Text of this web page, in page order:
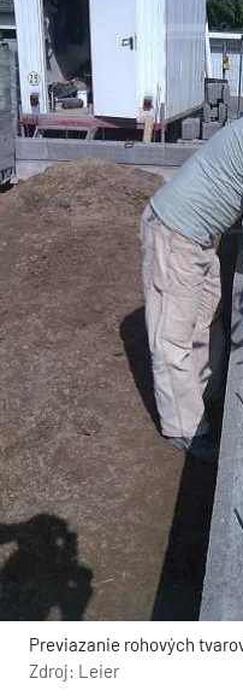
Previazanie rohových
Zdroj: Leier